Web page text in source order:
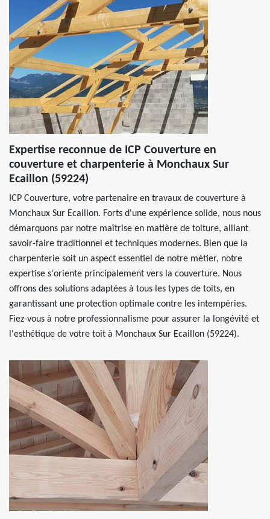
Expertise reconnue de ICP Couverture en
couverture et charpenterie à Monchaux Sur
Ecaillon (59224)
ICP Couverture, votre partenaire en travaux de couverture à
Monchaux Sur Ecaillon. Forts d'une expérience solide, nous nous
démarquons par notre maîtrise en matière de toiture, alliant
savoir-faire traditionnel et techniques modernes. Bien que la
charpenterie soit un aspect essentiel de notre métier, notre
expertise s'oriente principalement vers la couverture. Nous
offrons des solutions adaptées à tous les types de toits, en
garantissant une protection optimale contre les intempéries.
Fiez-vous à notre professionnalisme pour assurer la longévité et
l'esthétique de votre toit à Monchaux Sur Ecaillon (59224).